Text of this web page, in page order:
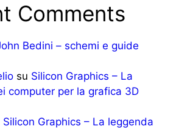
Comments
Bedini – schemi e guide
su Silicon Graphics – La
computer per la grafica 3D
Silicon Graphics – La leggenda